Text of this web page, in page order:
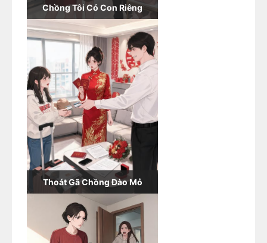
Chồng Tôi Có Con Riêng
Thoát Gã Chồng Đào Mỏ